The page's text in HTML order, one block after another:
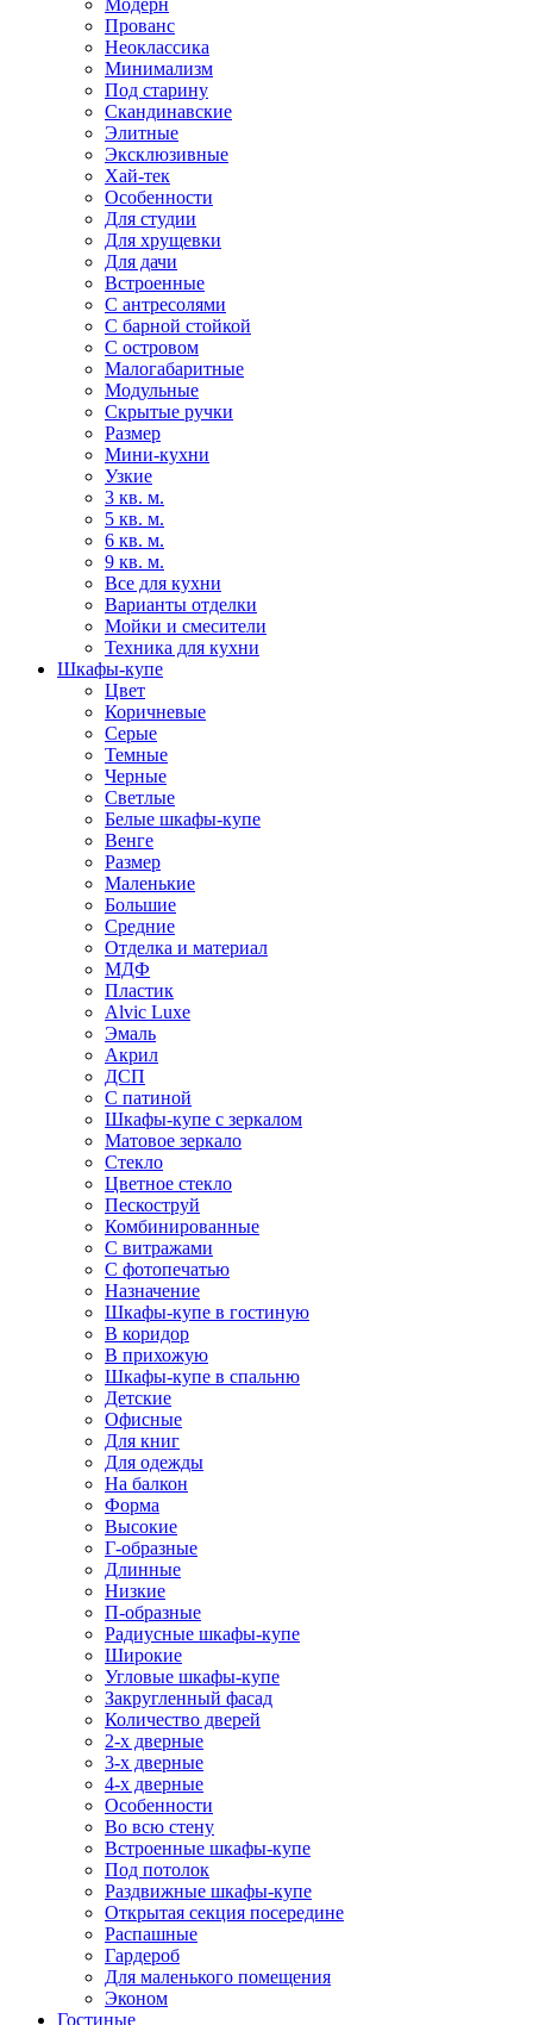
Модерн
Прованс
Неоклассика
Минимализм
Под старину
Скандинавские
Элитные
Эксклюзивные
Хай-тек
Особенности
Для студии
Для хрущевки
Для дачи
Встроенные
С антресолями
С барной стойкой
С островом
Малогабаритные
Модульные
Скрытые ручки
Размер
Мини-кухни
Узкие
3 кв. м.
5 кв. м.
6 кв. м.
9 кв. м.
Все для кухни
Варианты отделки
Мойки и смесители
Техника для кухни
Шкафы-купе
Цвет
Коричневые
Серые
Темные
Черные
Светлые
Белые шкафы-купе
Венге
Размер
Маленькие
Большие
Средние
Отделка и материал
МДФ
Пластик
Alvic Luxe
Эмаль
Акрил
ДСП
С патиной
Шкафы-купе с зеркалом
Матовое зеркало
Стекло
Цветное стекло
Пескоструй
Комбинированные
С витражами
С фотопечатью
Назначение
Шкафы-купе в гостиную
В коридор
В прихожую
Шкафы-купе в спальню
Детские
Офисные
Для книг
Для одежды
На балкон
Форма
Высокие
Г-образные
Длинные
Низкие
П-образные
Радиусные шкафы-купе
Широкие
Угловые шкафы-купе
Закругленный фасад
Количество дверей
2-х дверные
3-х дверные
4-х дверные
Особенности
Во всю стену
Встроенные шкафы-купе
Под потолок
Раздвижные шкафы-купе
Открытая секция посередине
Распашные
Гардероб
Для маленького помещения
Эконом
Гостиные